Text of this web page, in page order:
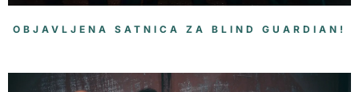
OBJAVLJENA SATNICA ZA BLIND GUARDIAN!